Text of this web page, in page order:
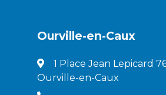
Ourville-en-Caux
1 Place Jean Lepicard
Ourville-en-Caux